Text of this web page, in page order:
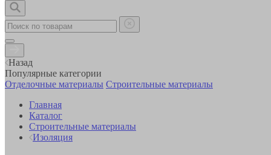
Назад
Популярные категории
Отделочные материалы Строительные материалы
Главная
Каталог
Строительные материалы
Изоляция